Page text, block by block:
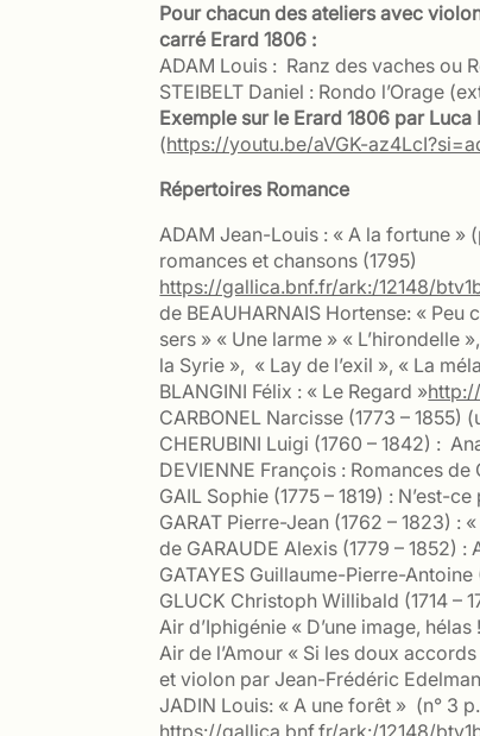
Pour chacun des ateliers avec
carré Erard 1806 :
ADAM Louis : Ranz des vaches ou
STEIBELT Daniel : Rondo l’Orage
Exemple sur le Erard 1806 par
(https://youtu.be/aVGK-
Répertoires Romance
ADAM Jean-Louis : « A la fortune »
romances et chansons (1795)
https://gallica.bnf.fr/ark:/12148/
de BEAUHARNAIS Hortense: «
sers » « Une larme » « L’hirondelle
la Syrie », « Lay de l’exil », « La
BLANGINI Félix : « Le Regard »
CARBONEL Narcisse (1773 –
CHERUBINI Luigi (1760 – 1842) :
DEVIENNE François : Romances
GAIL Sophie (1775 – 1819) : N’est-ce
GARAT Pierre-Jean (1762 – 1823) :
de GARAUDE Alexis (1779 – 1852)
GATAYES Guillaume-Pierre-Antoine
GLUCK Christoph Willibald (1714 –
Air d’Iphigénie « D’une image,
Air de l’Amour « Si les doux
et violon par Jean-Frédéric
JADIN Louis: « A une forêt » (n° 3